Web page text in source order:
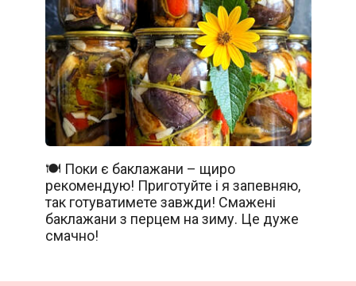
🍽️ Поки є баклажани – щиро
рекомендую! Приготуйте і я запевняю,
так готуватимете завжди! Смажені
баклажани з перцем на зиму. Це дуже
смачно!